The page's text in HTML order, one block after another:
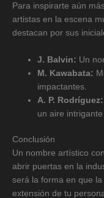
Para inspirarte aún
artistas en la escena
destacan por sus
J. Balvin: Un
M. Kawabata:
impactantes.
A. P. Rodríguez:
un aire intrigante
Conclusión
Un nombre artístico
abrir puertas en la
será la forma en que
extensión de tu